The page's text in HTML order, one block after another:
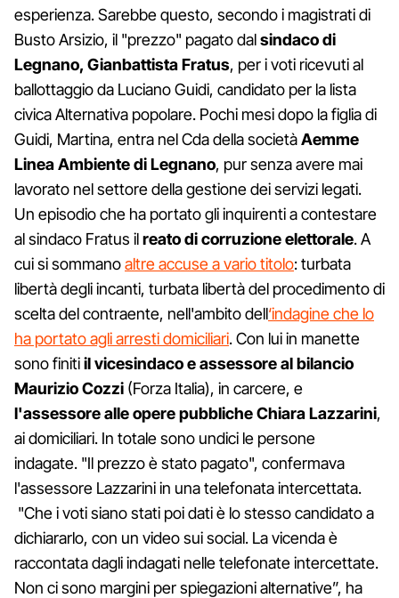
esperienza. Sarebbe questo, secondo i magistrati di
Busto Arsizio, il "prezzo" pagato dalsindaco di
Legnano, Gianbattista Fratus, per i voti ricevuti al
ballottaggio da Luciano Guidi, candidato per la lista
civica Alternativa popolare. Pochi mesi dopo la figlia di
Guidi, Martina, entra nel Cda della societàAemme
Linea Ambiente di Legnano, pur senza avere mai
lavorato nel settore della gestione dei servizi legati.
Un episodio che ha portato gli inquirenti a contestare
al sindaco Fratus ilreato di corruzione elettorale. A
cui si sommanoaltre accuse a vario titolo: turbata
libertà degli incanti, turbata libertà del procedimento di
scelta del contraente, nell'ambito dell‘indagine che lo
ha portato agli arresti domiciliari. Con lui in manette
sono finitiil vicesindaco e assessore al bilancio
Maurizio Cozzi (Forza Italia), in carcere, e
l'assessore alle opere pubbliche Chiara Lazzarini,
ai domiciliari. In totale sono undici le persone
indagate. "Il prezzo è stato pagato", confermava
l'assessore Lazzarini in una telefonata intercettata.
"Che i voti siano stati poi dati è lo stesso candidato a
dichiararlo, con un video sui social. La vicenda è
raccontata dagli indagati nelle telefonate intercettate.
Non ci sono margini per spiegazioni alternative”, ha